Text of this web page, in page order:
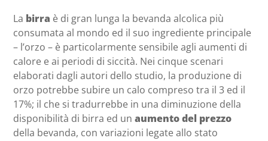
La birra è di gran lunga la bevanda alcolica più
consumata al mondo ed il suo ingrediente principale
– l’orzo – è particolarmente sensibile agli aumenti di
calore e ai periodi di siccità. Nei cinque scenari
elaborati dagli autori dello studio, la produzione di
orzo potrebbe subire un calo compreso tra il 3 ed il
17%; il che si tradurrebbe in una diminuzione della
disponibilità di birra ed unaumento del prezzo
della bevanda, con variazioni legate allo stato